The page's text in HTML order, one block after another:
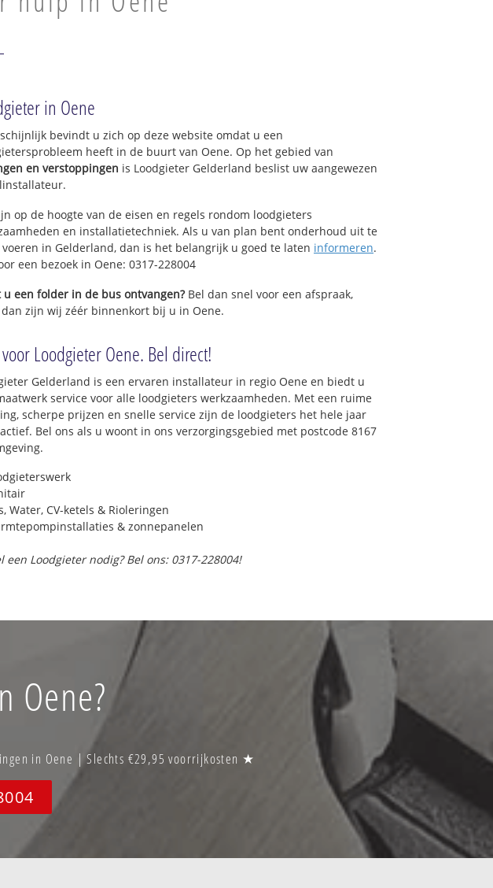
in Oene
bevindt u zich op deze website omdat u een
heeft in de buurt van Oene. Op het gebied van
en verstoppingen is Loodgieter Gelderland beslist uw aangewezen
op de hoogte van de eisen en regels rondom loodgieters
en installatietechniek. Als u van plan bent onderhoud uit te
in Gelderland, dan is het belangrijk u goed te laten informeren.
een bezoek in Oene: 0317-228004
u een folder in de bus ontvangen?Bel dan snel voor een afspraak,
zijn wij zéér binnenkort bij u in Oene.
Loodgieter Oene. Bel direct!
Gelderland is een ervaren installateur in regio Oene en biedt u
service voor alle loodgieters werkzaamheden. Met een ruime
scherpe prijzen en snelle service zijn de loodgieters het hele jaar
Bel ons als u woont in ons verzorgingsgebied met postcode 8167
Water, CV-ketels & Rioleringen
& zonnepanelen
een Loodgieter nodig? Bel ons: 0317-228004!
Oene?
in Oene | Slechts €29,95 voorrijkosten ★